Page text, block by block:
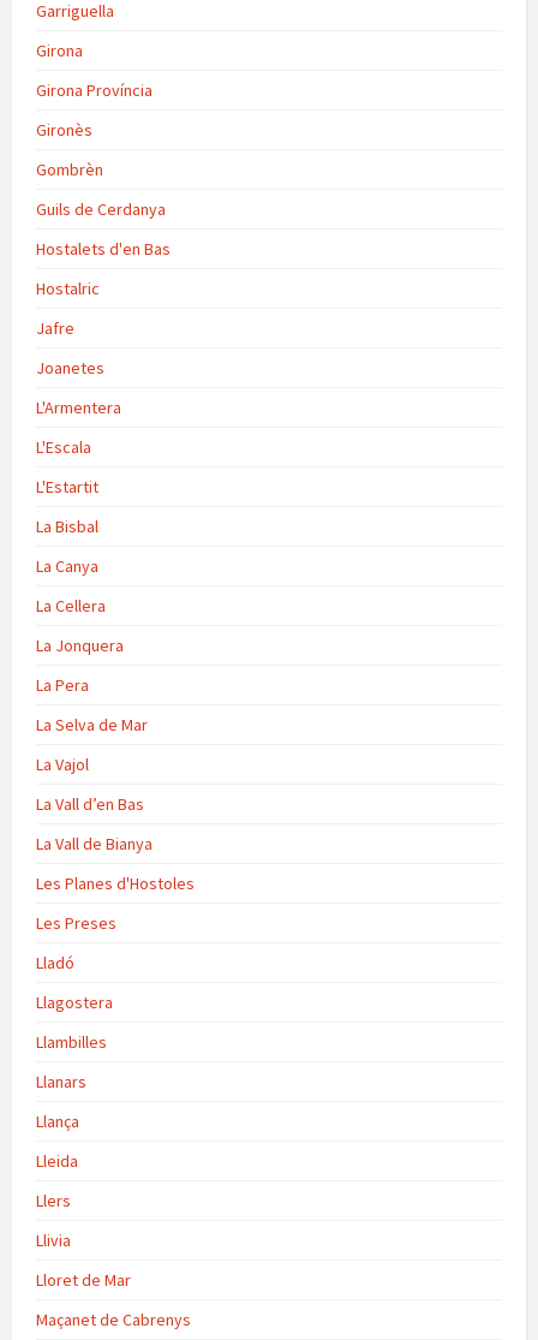
Garriguella
Girona
Girona Província
Gironès
Gombrèn
Guils de Cerdanya
Hostalets d'en Bas
Hostalric
Jafre
Joanetes
L'Armentera
L'Escala
L'Estartit
La Bisbal
La Canya
La Cellera
La Jonquera
La Pera
La Selva de Mar
La Vajol
La Vall d’en Bas
La Vall de Bianya
Les Planes d'Hostoles
Les Preses
Lladó
Llagostera
Llambilles
Llanars
Llança
Lleida
Llers
Llivia
Lloret de Mar
Maçanet de Cabrenys